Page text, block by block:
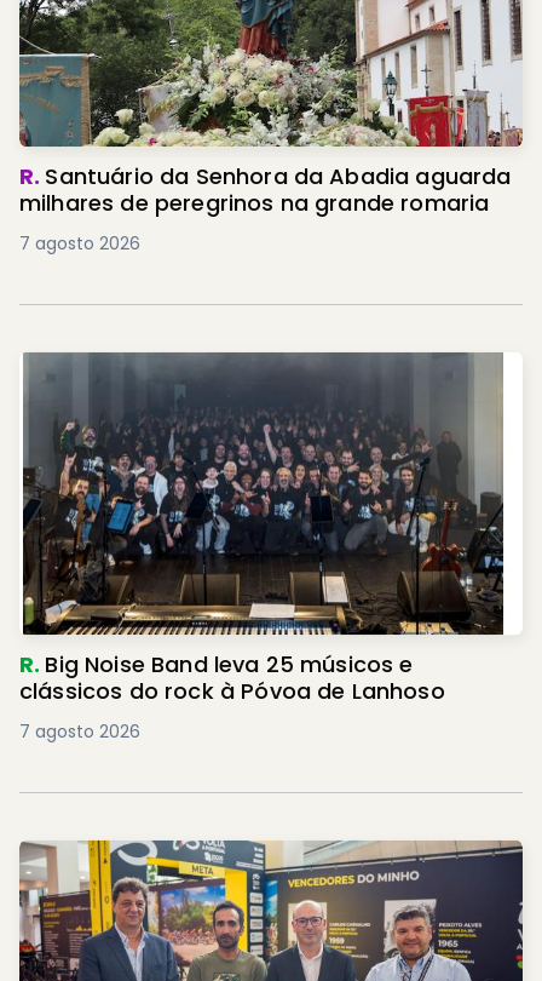
R. Santuário da Senhora da Abadia aguarda
milhares de peregrinos na grande romaria
7 agosto 2026
R. Big Noise Band leva 25 músicos e
clássicos do rock à Póvoa de Lanhoso
7 agosto 2026